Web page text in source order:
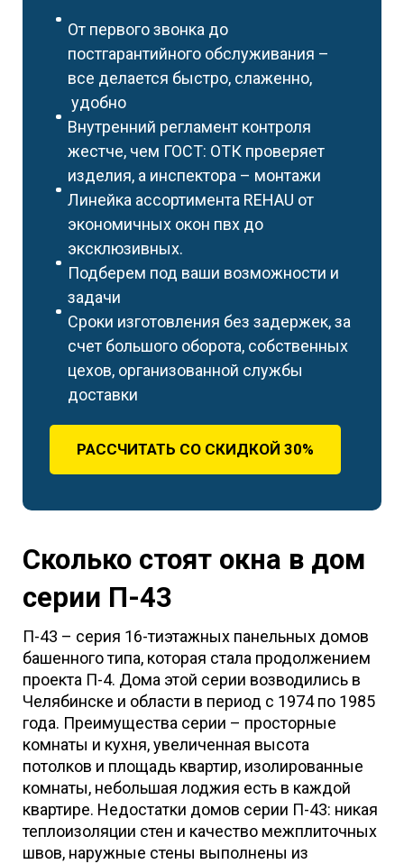
От первого звонка до
постгарантийного обслуживания –
все делается быстро, слаженно,
удобно
Внутренний регламент контроля
жестче, чем ГОСТ: ОТК проверяет
изделия, а инспектора – монтажи
Линейка ассортимента REHAU от
экономичных окон пвх до
эксклюзивных.
Подберем под ваши возможности и
задачи
Сроки изготовления без задержек, за
счет большого оборота, собственных
цехов, организованной службы
доставки
РАССЧИТАТЬ СО СКИДКОЙ 30%
Сколько стоят окна в дом
серии П-43
П-43 – серия 16-тиэтажных панельных домов
башенного типа, которая стала продолжением
проекта П-4. Дома этой серии возводились в
Челябинске и области в период с 1974 по 1985
года. Преимущества серии – просторные
комнаты и кухня, увеличенная высота
потолков и площадь квартир, изолированные
комнаты, небольшая лоджия есть в каждой
квартире. Недостатки домов серии П-43: никая
теплоизоляции стен и качество межплиточных
швов, наружные стены выполнены из